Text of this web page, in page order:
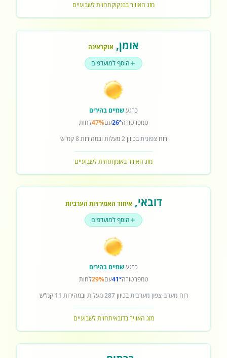
מזג האוויר בבנקוקתחזית לשבועיים
אומן, אוקראינה
הוסף למועדפים
כרגעשמיים בהירים
טמפרטורה26°עם47%לחות
רוחצפוניתבכיוון2מעלות ובמהירות8קמ"ש
מזג האוויר באומןתחזית לשבועיים
דובאי, איחוד האמירויות הערביות
הוסף למועדפים
כרגעשמיים בהירים
טמפרטורה41°עם29%לחות
רוח מערב-צפון מערביתבכיוון287מעלות ובמהירות 11 קמ"ש
מזג האוויר בדובאיתחזית לשבועיים